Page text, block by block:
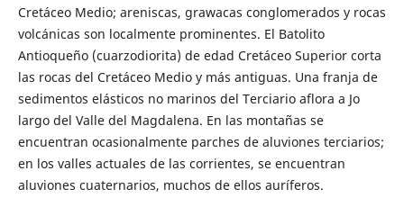
Cretáceo Medio; areniscas, grawacas conglomerados y rocas
volcánicas son localmente prominentes. El Batolito
Antioqueño (cuarzodiorita) de edad Cretáceo Superior corta
las rocas del Cretáceo Medio y más antiguas. Una franja de
sedimentos elásticos no marinos del Terciario aflora a Jo
largo del Valle del Magdalena. En las montañas se
encuentran ocasionalmente parches de aluviones terciarios;
en los valles actuales de las corrientes, se encuentran
aluviones cuaternarios, muchos de ellos auríferos.